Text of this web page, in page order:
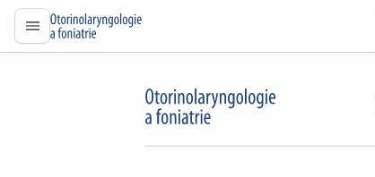
proLékaře.cz
proLékaře.cz